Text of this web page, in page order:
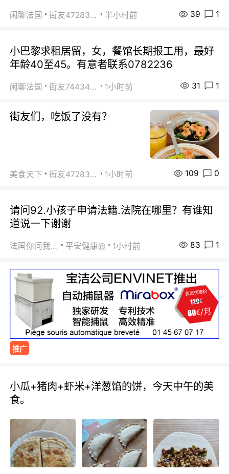
闲聊法国 街友472838572 半小时前 39 1
小巴黎求租居留，女，餐馆长期报工用，最好
年龄40至45。有意者联系0782236
闲聊法国 街友74434350 1小时前 31 1
街友们，吃饭了没有？
美食天下 街友472838572 1小时前 109 0
请问92.小孩子申请法籍.法院在哪里？有谁知
道说一下谢谢
法国你问我答 平安健康@ 1小时前 83 1
推广
小瓜+猪肉+虾米+洋葱馅的饼，今天中午的美
食。